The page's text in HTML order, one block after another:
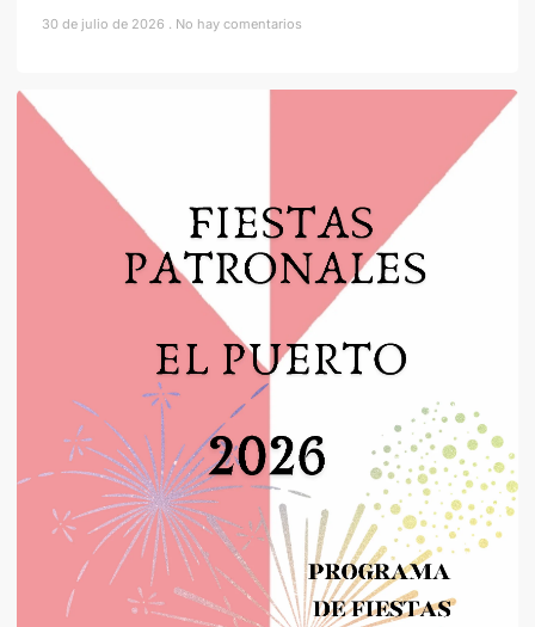
30 de julio de 2026 No hay comentarios